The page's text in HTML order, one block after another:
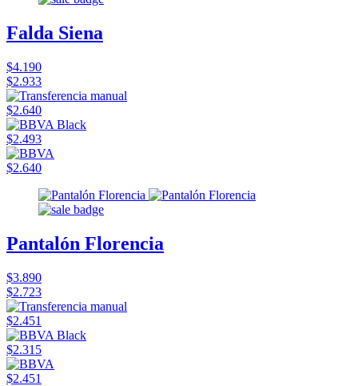
Falda Siena
$4.190
$2.933
$2.640
$2.493
$2.640
Pantalón Florencia
$3.890
$2.723
$2.451
$2.315
$2.451